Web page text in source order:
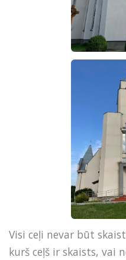
Visi ceļi nevar būt
kurš ceļš ir skaists, vai